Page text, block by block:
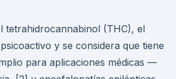
tetrahidrocannabinol (THC), el
y se considera que tiene
para aplicaciones médicas —